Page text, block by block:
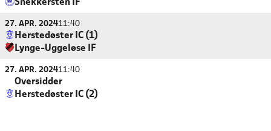
Snekkersten IF
27. APR. 202411:40
Herstedøster IC (1)
Lynge-Uggeløse IF
27. APR. 202411:40
Oversidder
Herstedøster IC (2)